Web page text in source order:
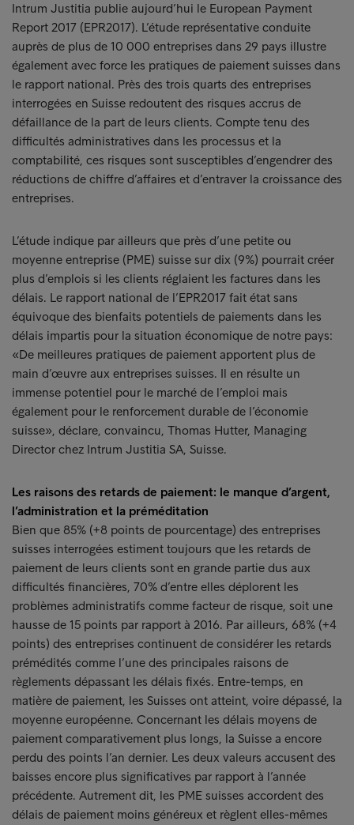
Intrum Justitia publie aujourd’hui le European Payment
Report 2017 (EPR2017). L’étude représentative conduite
auprès de plus de 10 000 entreprises dans 29 pays illustre
également avec force les pratiques de paiement suisses dans
le rapport national. Près des trois quarts des entreprises
interrogées en Suisse redoutent des risques accrus de
défaillance de la part de leurs clients. Compte tenu des
difficultés administratives dans les processus et la
comptabilité, ces risques sont susceptibles d’engendrer des
réductions de chiffre d’affaires et d’entraver la croissance des
entreprises.
L’étude indique par ailleurs que près d’une petite ou
moyenne entreprise (PME) suisse sur dix (9%) pourrait créer
plus d’emplois si les clients réglaient les factures dans les
délais. Le rapport national de l’EPR2017 fait état sans
équivoque des bienfaits potentiels de paiements dans les
délais impartis pour la situation économique de notre pays:
«De meilleures pratiques de paiement apportent plus de
main d’œuvre aux entreprises suisses. Il en résulte un
immense potentiel pour le marché de l’emploi mais
également pour le renforcement durable de l’économie
suisse», déclare, convaincu, Thomas Hutter, Managing
Director chez Intrum Justitia SA, Suisse.
Les raisons des retards de paiement: le manque d’argent,
l’administration et la préméditation
Bien que 85% (+8 points de pourcentage) des entreprises
suisses interrogées estiment toujours que les retards de
paiement de leurs clients sont en grande partie dus aux
difficultés financières, 70% d’entre elles déplorent les
problèmes administratifs comme facteur de risque, soit une
hausse de 15 points par rapport à 2016. Par ailleurs, 68% (+4
points) des entreprises continuent de considérer les retards
prémédités comme l’une des principales raisons de
règlements dépassant les délais fixés. Entre-temps, en
matière de paiement, les Suisses ont atteint, voire dépassé, la
moyenne européenne. Concernant les délais moyens de
paiement comparativement plus longs, la Suisse a encore
perdu des points l’an dernier. Les deux valeurs accusent des
baisses encore plus significatives par rapport à l’année
précédente. Autrement dit, les PME suisses accordent des
délais de paiement moins généreux et règlent elles-mêmes